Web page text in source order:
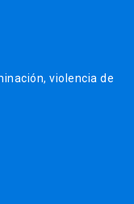
violencia de